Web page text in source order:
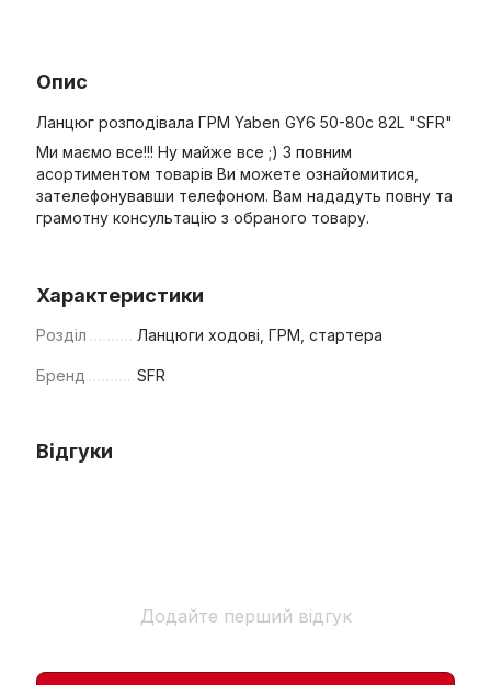
Опис
Ланцюг розподівала ГРМ Yaben GY6 50-80с 82L "SFR"
Ми маємо все!!! Ну майже все ;) З повним
асортиментом товарів Ви можете ознайомитися,
зателефонувавши телефоном. Вам нададуть повну та
грамотну консультацію з обраного товару.
Характеристики
Розділ Ланцюги ходові, ГРМ, стартера
Бренд SFR
Відгуки
Додайте перший відгук